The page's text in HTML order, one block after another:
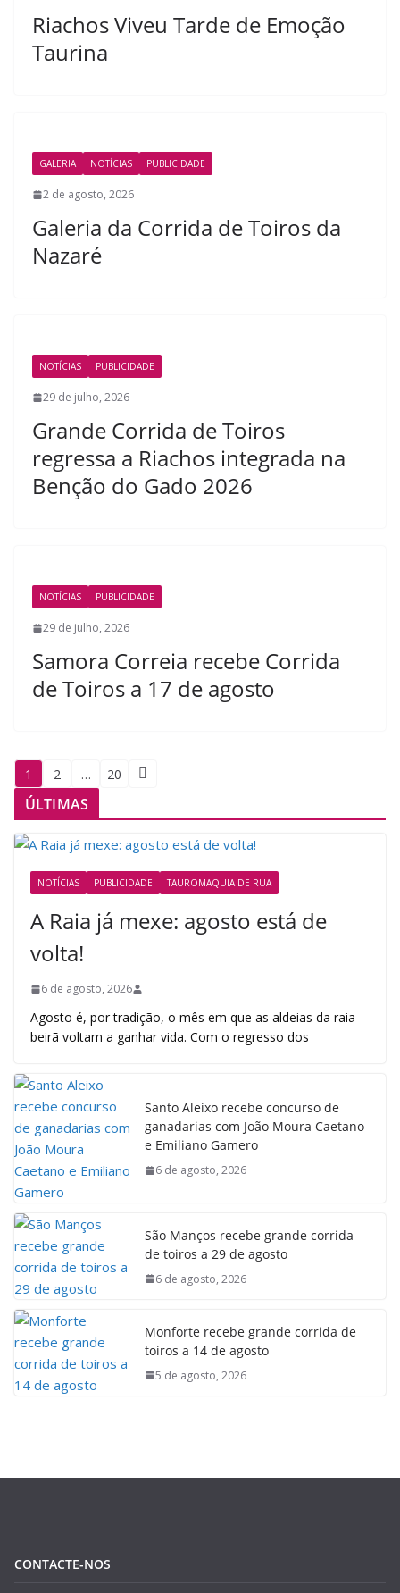
Riachos Viveu Tarde de Emoção
Taurina
GALERIA NOTÍCIAS PUBLICIDADE
2 de agosto, 2026
Galeria da Corrida de Toiros da
Nazaré
NOTÍCIAS PUBLICIDADE
29 de julho, 2026
Grande Corrida de Toiros
regressa a Riachos integrada na
Benção do Gado 2026
NOTÍCIAS PUBLICIDADE
29 de julho, 2026
Samora Correia recebe Corrida
de Toiros a 17 de agosto
Paginação
de
posts
1 2 … 20
ÚLTIMAS
NOTÍCIAS PUBLICIDADE TAUROMAQUIA DE RUA
A Raia já mexe: agosto está de
volta!
6 de agosto, 2026
Agosto é, por tradição, o mês em que as aldeias da raia
beirã voltam a ganhar vida. Com o regresso dos
Santo Aleixo recebe concurso de
ganadarias com João Moura Caetano
e Emiliano Gamero
6 de agosto, 2026
São Manços recebe grande corrida
de toiros a 29 de agosto
6 de agosto, 2026
Monforte recebe grande corrida de
toiros a 14 de agosto
5 de agosto, 2026
CONTACTE-NOS